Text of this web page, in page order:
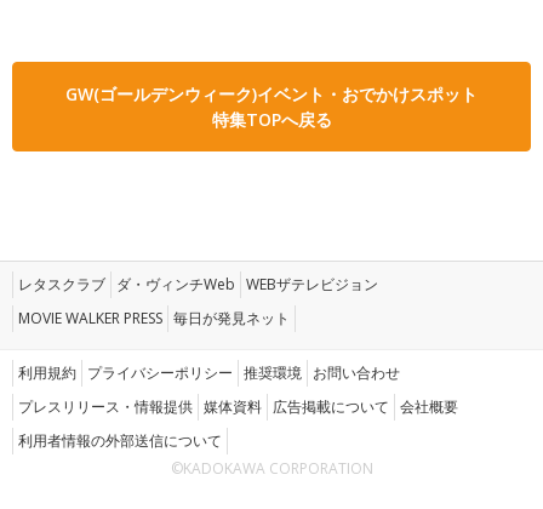
GW(ゴールデンウィーク)イベント・おでかけスポット
特集TOPへ戻る
レタスクラブ ダ・ヴィンチWeb WEBザテレビジョン
MOVIE WALKER PRESS 毎日が発見ネット
利用規約 プライバシーポリシー 推奨環境 お問い合わせ
プレスリリース・情報提供 媒体資料 広告掲載について 会社概要
利用者情報の外部送信について
©KADOKAWA CORPORATION